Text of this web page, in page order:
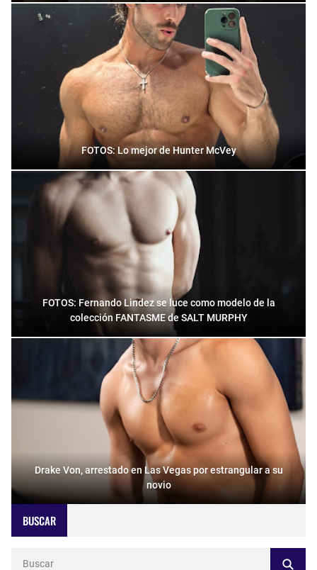
FOTOS: Lo mejor de Hunter McVey
FOTOS: Fernando Lindez se luce como modelo de la
colección FANTASME de SALT MURPHY
Drake Von, arrestado en Las Vegas por estrangular a su
novio
BUSCAR